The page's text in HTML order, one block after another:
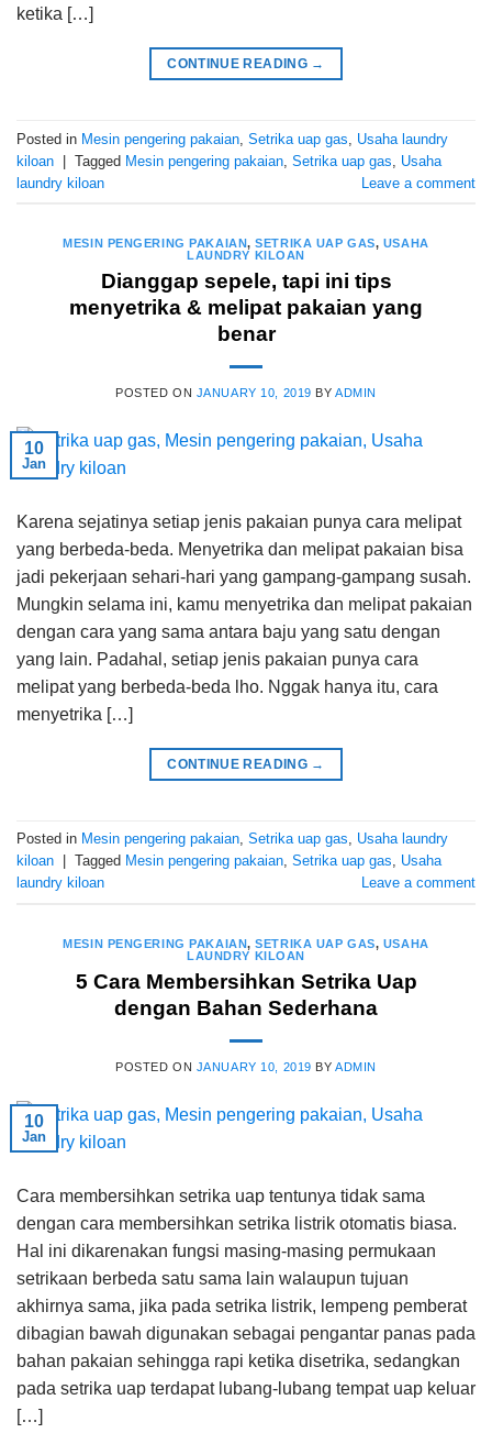
ketika […]
CONTINUE READING →
Posted in Mesin pengering pakaian Setrika uap gas
Usaha laundry
kiloan
Tagged Mesin pengering pakaian Setrika uap gas
Usaha
laundry kiloan
Leave a comment
MESIN PENGERING PAKAIAN,SETRIKA UAP GAS, USAHA
LAUNDRY KILOAN
Dianggap sepele, tapi ini tips
menyetrika & melipat pakaian yang
benar
POSTED ON JANUARY 10, 2019 BY ADMIN
10
Jan
Karena sejatinya setiap jenis pakaian punya cara melipat
yang berbeda-beda. Menyetrika dan melipat pakaian bisa
jadi pekerjaan sehari-hari yang gampang-gampang susah.
Mungkin selama ini, kamu menyetrika dan melipat pakaian
dengan cara yang sama antara baju yang satu dengan
yang lain. Padahal, setiap jenis pakaian punya cara
melipat yang berbeda-beda lho. Nggak hanya itu, cara
menyetrika […]
CONTINUE READING →
Posted in Mesin pengering pakaian, Setrika uap gas, Usaha laundry
kiloan
Tagged Mesin pengering pakaian, Setrika uap gas, Usaha
laundry kiloan
Leave a comment
MESIN PENGERING PAKAIAN,SETRIKA UAP GAS, USAHA
LAUNDRY KILOAN
5 Cara Membersihkan Setrika Uap
dengan Bahan Sederhana
POSTED ON JANUARY 10, 2019 BY ADMIN
10
Jan
Cara membersihkan setrika uap tentunya tidak sama
dengan cara membersihkan setrika listrik otomatis biasa.
Hal ini dikarenakan fungsi masing-masing permukaan
setrikaan berbeda satu sama lain walaupun tujuan
akhirnya sama, jika pada setrika listrik, lempeng pemberat
dibagian bawah digunakan sebagai pengantar panas pada
bahan pakaian sehingga rapi ketika disetrika, sedangkan
pada setrika uap terdapat lubang-lubang tempat uap keluar
[…]